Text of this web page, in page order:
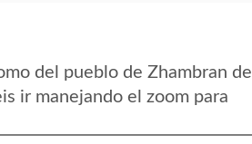
del pueblo de Zhambran del
ir manejando el zoom para